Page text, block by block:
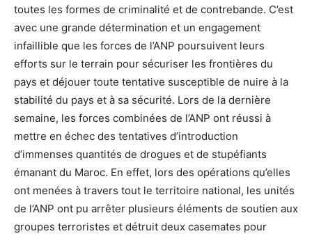
toutes les formes de criminalité et de contrebande. C’est
avec une grande détermination et un engagement
infaillible que les forces de l’ANP poursuivent leurs
efforts sur le terrain pour sécuriser les frontières du
pays et déjouer toute tentative susceptible de nuire à la
stabilité du pays et à sa sécurité. Lors de la dernière
semaine, les forces combinées de l’ANP ont réussi à
mettre en échec des tentatives d’introduction
d’immenses quantités de drogues et de stupéfiants
émanant du Maroc. En effet, lors des opérations qu’elles
ont menées à travers tout le territoire national, les unités
de l’ANP ont pu arrêter plusieurs éléments de soutien aux
groupes terroristes et détruit deux casemates pour